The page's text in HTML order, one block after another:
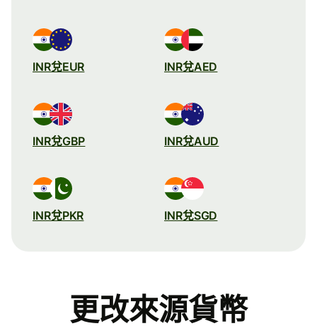
INR兌EUR INR兌AED
INR兌GBP INR兌AUD
INR兌PKR INR兌SGD
更改來源貨幣